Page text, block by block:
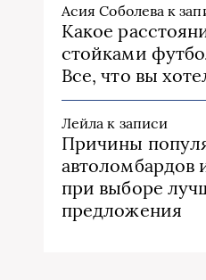
Асия Соболева к
Какое
стойками
Все, что вы
Лейла к записи
Причины
автоломбардов
при выборе
предложения